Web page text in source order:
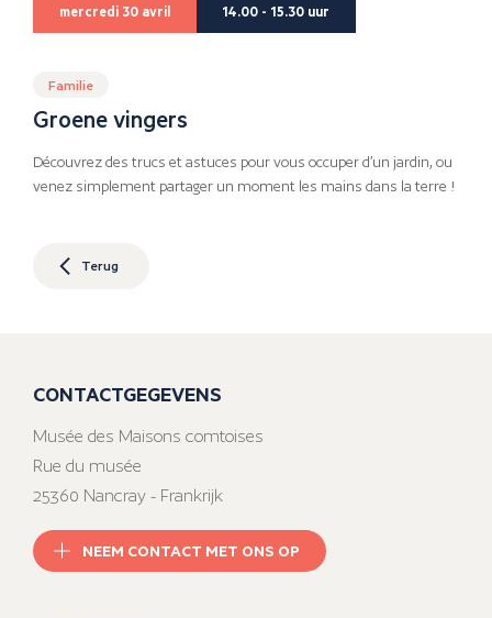
mercredi 30 avril 14.00 - 15.30 uur
Familie
Groene vingers
Découvrez des trucs et astuces pour vous occuper d’un jardin, ou
venez simplement partager un moment les mains dans la terre !
Terug
CONTACTGEGEVENS
Musée des Maisons comtoises
Rue du musée
25360 Nancray - Frankrijk
NEEM CONTACT MET ONS OP